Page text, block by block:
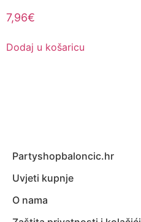
7,96€
Dodaj u košaricu
Partyshopbaloncic.hr
Uvjeti kupnje
O nama